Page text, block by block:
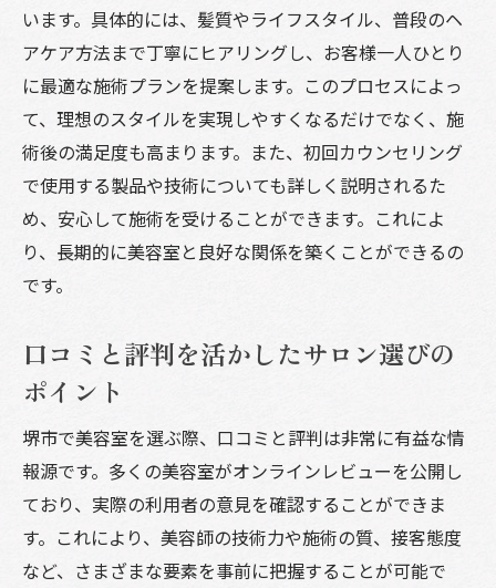
います。具体的には、髪質やライフスタイル、普段のヘ
アケア方法まで丁寧にヒアリングし、お客様一人ひとり
に最適な施術プランを提案します。このプロセスによっ
て、理想のスタイルを実現しやすくなるだけでなく、施
術後の満足度も高まります。また、初回カウンセリング
で使用する製品や技術についても詳しく説明されるた
め、安心して施術を受けることができます。これによ
り、長期的に美容室と良好な関係を築くことができるの
です。
口コミと評判を活かしたサロン選びの
ポイント
堺市で美容室を選ぶ際、口コミと評判は非常に有益な情
報源です。多くの美容室がオンラインレビューを公開し
ており、実際の利用者の意見を確認することができま
す。これにより、美容師の技術力や施術の質、接客態度
など、さまざまな要素を事前に把握することが可能で